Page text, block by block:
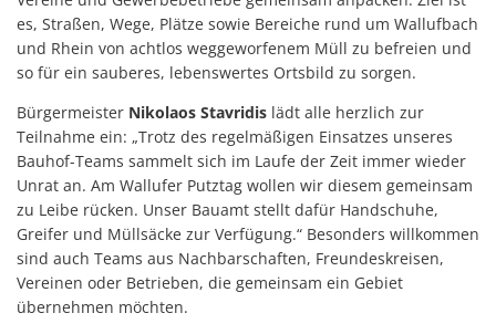
es, Straßen, Wege, Plätze sowie Bereiche rund um Wallufbach
und Rhein von achtlos weggeworfenem Müll zu befreien und
so für ein sauberes, lebenswertes Ortsbild zu sorgen.
Bürgermeister Nikolaos Stavridis lädt alle herzlich zur
Teilnahme ein: „Trotz des regelmäßigen Einsatzes unseres
Bauhof-Teams sammelt sich im Laufe der Zeit immer wieder
Unrat an. Am Wallufer Putztag wollen wir diesem gemeinsam
zu Leibe rücken. Unser Bauamt stellt dafür Handschuhe,
Greifer und Müllsäcke zur Verfügung.“ Besonders willkommen
sind auch Teams aus Nachbarschaften, Freundeskreisen,
Vereinen oder Betrieben, die gemeinsam ein Gebiet
übernehmen möchten.